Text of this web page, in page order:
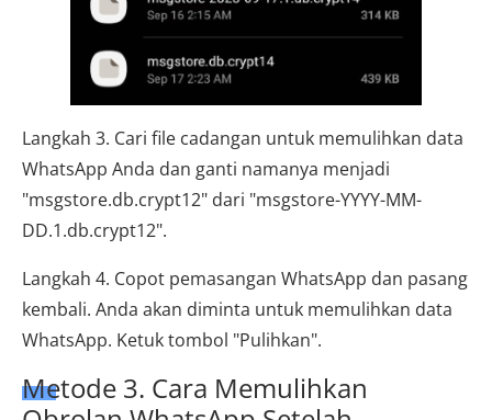
Langkah 3. Cari file cadangan untuk memulihkan data
WhatsApp Anda dan ganti namanya menjadi
"msgstore.db.crypt12" dari "msgstore-YYYY-MM-
DD.1.db.crypt12".
Langkah 4. Copot pemasangan WhatsApp dan pasang
kembali. Anda akan diminta untuk memulihkan data
WhatsApp. Ketuk tombol "Pulihkan".
Metode 3. Cara Memulihkan